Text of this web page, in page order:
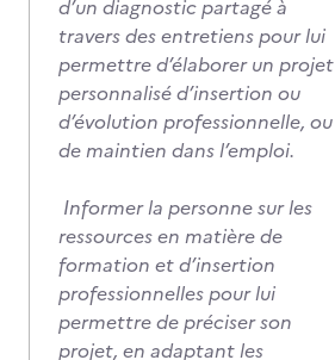
d’un diagnostic partagé à
travers des entretiens pour lui
permettre d’élaborer un projet
personnalisé d’insertion ou
d’évolution professionnelle, ou
de maintien dans l’emploi.
Informer la personne sur les
ressources en matière de
formation et d’insertion
professionnelles pour lui
permettre de préciser son
projet, en adaptant les